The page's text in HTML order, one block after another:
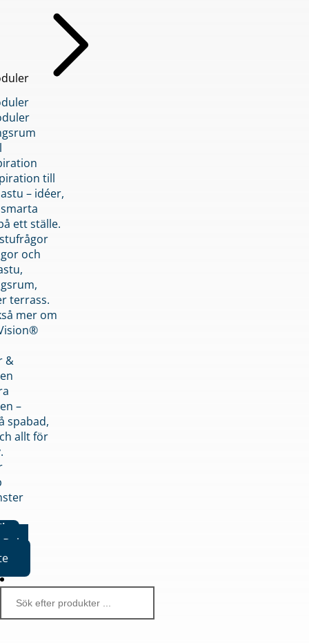
till
– idéer,
ett ställe.
och
terrass.
mer om
&
–
spabad,
allt för
Boka